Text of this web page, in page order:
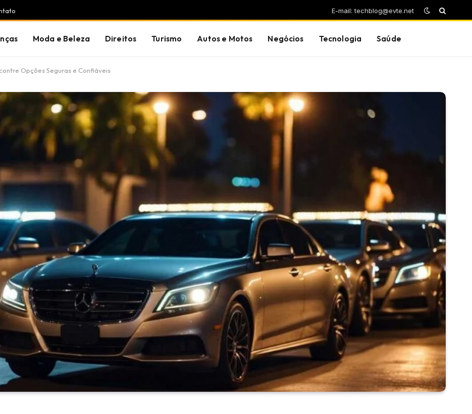
E-mail: techblog@evte.net
Moda e Beleza Direitos Turismo Autos e Motos Negócios Tecnologia Saúde
Opções Seguras e Confiáveis